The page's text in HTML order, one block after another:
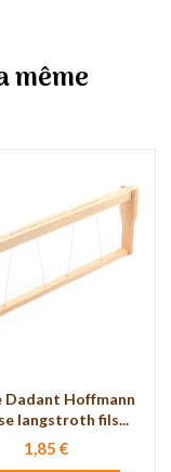
même
Dadant Hoffmann
langstroth fils...
1,85 €